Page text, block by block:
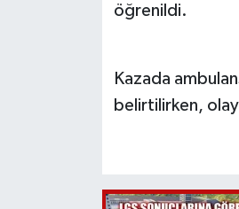
öğrenildi.
Kazada
belirtilirken,